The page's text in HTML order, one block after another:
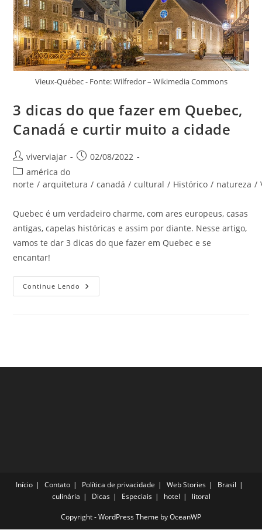
Vieux-Québec - Fonte: Wilfredor – Wikimedia Commons
3 dicas do que fazer em Quebec,
Canadá e curtir muito a cidade
Autor
do
post:
viverviajar
Post02/08/2022
Categoria
do
américa do
norte / arquitetura / canadá / cultural / Histórico / natureza /
Quebec é um verdadeiro charme, com ares europeus, casas
antigas, capelas históricas e assim por diante. Nesse artigo,
vamos te dar 3 dicas do que fazer em Quebec e se
encantar!
Continue Lendo
Dicas
Muito
Início Contato Política de privacidade Web Stories
Brasil
culinária
Dicas Especiais hotel litoral
Copyright - WordPress Theme by OceanWP